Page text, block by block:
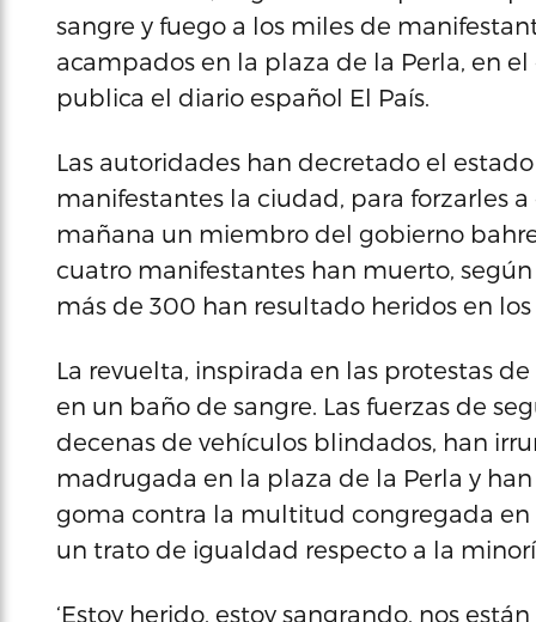
sangre y fuego a los miles de
acampados en la plaza de la Perla, en
publica el diario español El País.
Las autoridades han decretado el
manifestantes la ciudad, para forzarles a
mañana un miembro del gobierno
cuatro manifestantes han muerto,
más de 300 han resultado heridos en
La revuelta, inspirada en las protestas
en un baño de sangre. Las fuerzas de
decenas de vehículos blindados, han
madrugada en la plaza de la Perla y
goma contra la multitud congregada en
un trato de igualdad respecto a la
‘Estoy herido, estoy sangrando, nos